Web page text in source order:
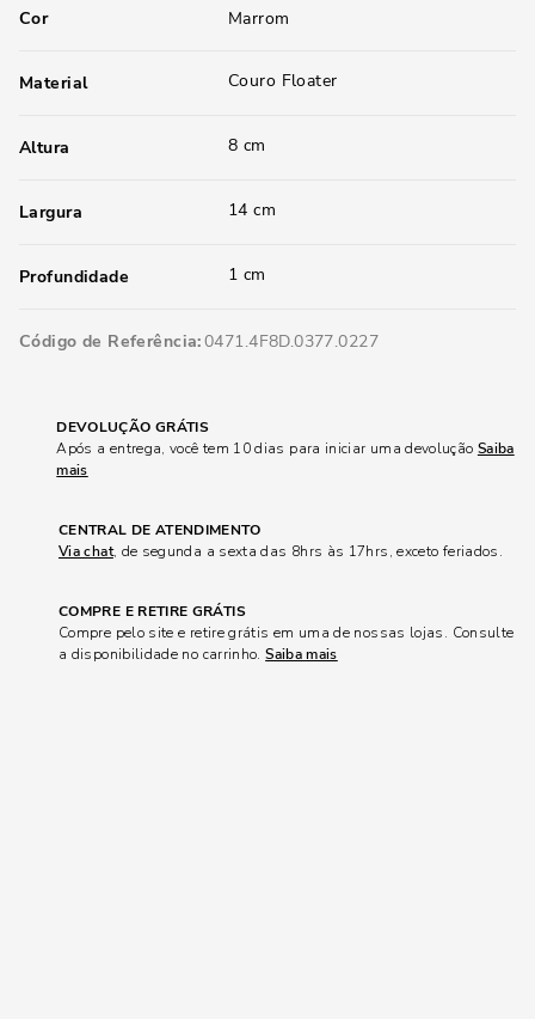
Cor Marrom
Material Couro Floater
Altura 8 cm
Largura 14 cm
Profundidade 1 cm
Código de Referência 0471.4F8D.0377.0227
DEVOLUÇÃO GRÁTIS
Após a entrega, você tem 10 dias para iniciar uma devolução Saiba
mais
CENTRAL DE ATENDIMENTO
Via chat, de segunda a sexta das 8hrs às 17hrs, exceto feriados.
COMPRE E RETIRE GRÁTIS
Compre pelo site e retire grátis em uma de nossas lojas. Consulte
a disponibilidade no carrinho.Saiba mais